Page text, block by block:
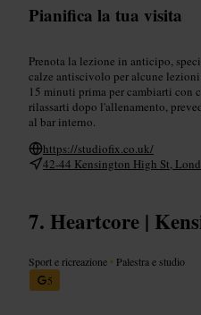
Pianifica la tua visita
Prenota la lezione in anticipo,
calze antiscivolo per alcune
15 minuti prima per cambiarti con
rilassarti dopo l'allenamento,
al bar interno.
https://studiofix.co.uk/
42-44 Kensington High St,
Heartcore |
Sport e ricreazione • Palestra e studio
5